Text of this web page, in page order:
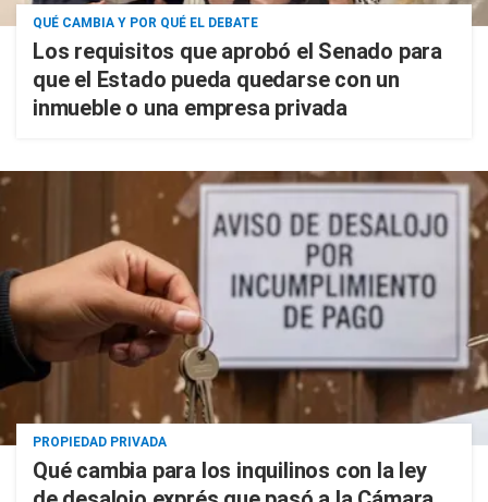
QUÉ CAMBIA Y POR QUÉ EL DEBATE
Los requisitos que aprobó el Senado para
que el Estado pueda quedarse con un
inmueble o una empresa privada
PROPIEDAD PRIVADA
Qué cambia para los inquilinos con la ley